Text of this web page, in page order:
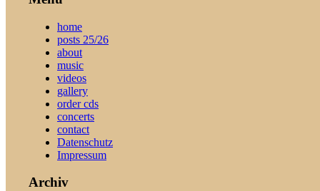
home
posts 25/26
about
music
videos
gallery
order cds
concerts
contact
Datenschutz
Impressum
Archiv